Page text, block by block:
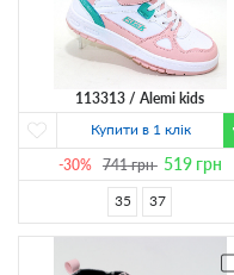
113313
Alemi kids
Купити в 1 клік
-30% 741грн 519грн
35 37